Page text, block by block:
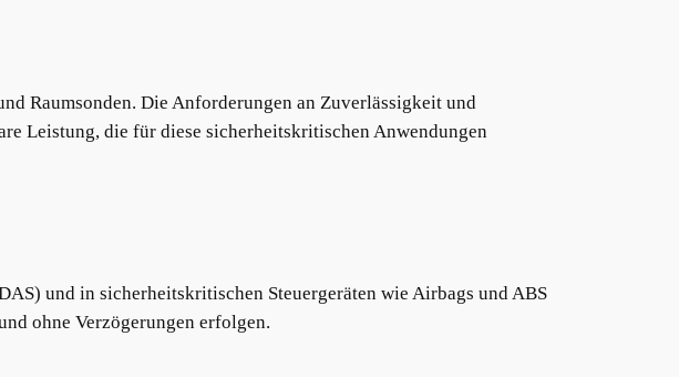
Raumsonden. Die Anforderungen an Zuverlässigkeit und
Leistung, die für diese sicherheitskritischen Anwendungen
und in sicherheitskritischen Steuergeräten wie Airbags und ABS
ohne Verzögerungen erfolgen.